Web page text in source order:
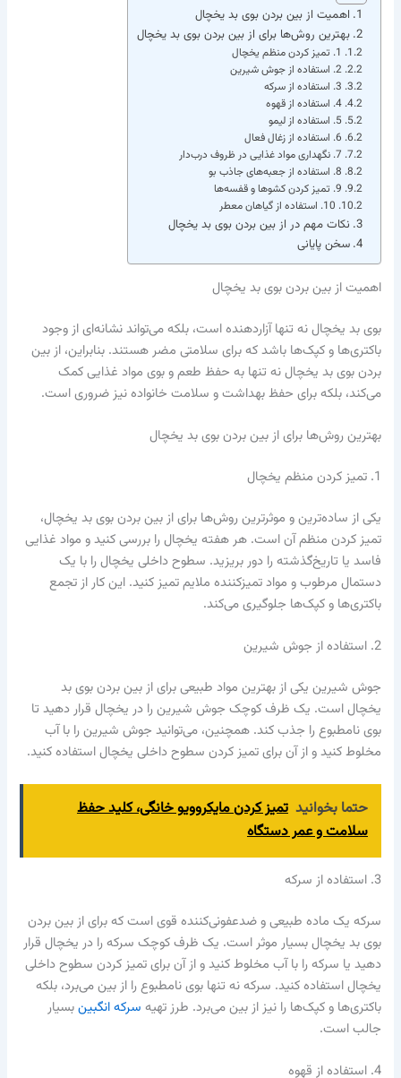
اهمیت از بین بردن بوی بد یخچال
بهترین روش‌ها برای از بین بردن بوی بد یخچال
1. تمیز کردن منظم یخچال
2. استفاده از جوش شیرین
3. استفاده از سرکه
4. استفاده از قهوه
5. استفاده از لیمو
6. استفاده از زغال فعال
7. نگهداری مواد غذایی در ظروف درب‌دار
8. استفاده از جعبه‌های جاذب بو
9. تمیز کردن کشوها و قفسه‌ها
10. استفاده از گیاهان معطر
نکات مهم در از بین بردن بوی بد یخچال
سخن پایانی
اهمیت از بین بردن بوی بد یخچال
بوی بد یخچال نه تنها آزاردهنده است، بلکه می‌تواند نشانه‌ای از وجود
باکتری‌ها و کپک‌ها باشد که برای سلامتی مضر هستند. بنابراین، از بین
بردن بوی بد یخچال نه تنها به حفظ طعم و بوی مواد غذایی کمک
می‌کند، بلکه برای حفظ بهداشت و سلامت خانواده نیز ضروری است.
بهترین روش‌ها برای از بین بردن بوی بد یخچال
1. تمیز کردن منظم یخچال
یکی از ساده‌ترین و موثرترین روش‌ها برای از بین بردن بوی بد یخچال،
تمیز کردن منظم آن است. هر هفته یخچال را بررسی کنید و مواد غذایی
فاسد یا تاریخ‌گذشته را دور بریزید. سطوح داخلی یخچال را با یک
دستمال مرطوب و مواد تمیزکننده ملایم تمیز کنید. این کار از تجمع
باکتری‌ها و کپک‌ها جلوگیری می‌کند.
2. استفاده از جوش شیرین
جوش شیرین یکی از بهترین مواد طبیعی برای از بین بردن بوی بد
یخچال است. یک ظرف کوچک جوش شیرین را در یخچال قرار دهید تا
بوی نامطبوع را جذب کند. همچنین، می‌توانید جوش شیرین را با آب
مخلوط کنید و از آن برای تمیز کردن سطوح داخلی یخچال استفاده کنید.
حتما بخوانید تمیز کردن مایکروویو خانگی، کلید حفظ
سلامت و عمر دستگاه
3. استفاده از سرکه
سرکه یک ماده طبیعی و ضدعفونی‌کننده قوی است که برای از بین بردن
بوی بد یخچال بسیار موثر است. یک ظرف کوچک سرکه را در یخچال قرار
دهید یا سرکه را با آب مخلوط کنید و از آن برای تمیز کردن سطوح داخلی
یخچال استفاده کنید. سرکه نه تنها بوی نامطبوع را از بین می‌برد، بلکه
باکتری‌ها و کپک‌ها را نیز از بین می‌برد. طرز تهیه سرکه انگبینبسیار
جالب است.
4. استفاده از قهوه